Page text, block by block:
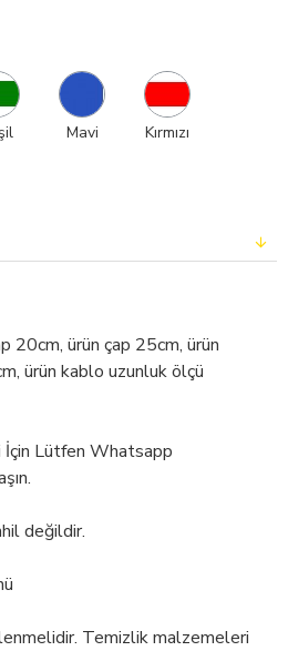
Mavi Kırmızı
20cm, ürün çap 25cm, ürün
ürün kablo uzunluk ölçü
İçin Lütfen Whatsapp
değildir.
Temizlik malzemeleri